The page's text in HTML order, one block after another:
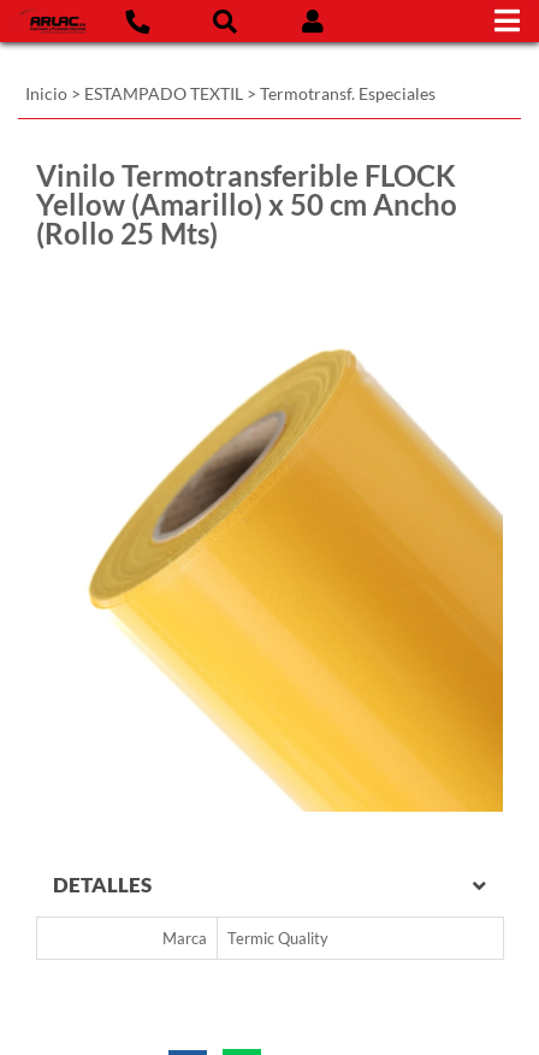
Inicio > ESTAMPADO TEXTIL > Termotransf. Especiales
Vinilo Termotransferible FLOCK
Yellow (Amarillo) x 50 cm Ancho
(Rollo 25 Mts)
DETALLES
Marca Termic Quality